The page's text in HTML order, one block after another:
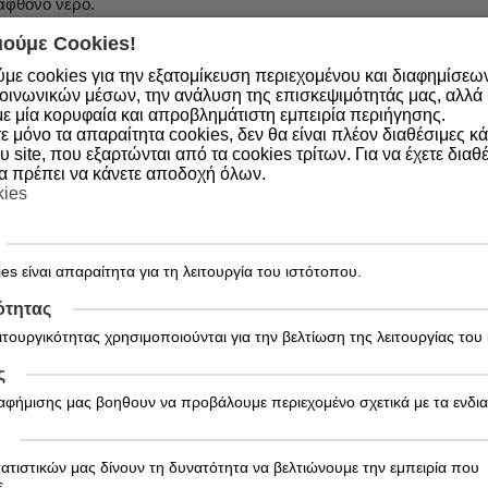
νερό.
ηλιακό φως.
κι αν χρησιμοποιείτε αντηλιακό επειδή δεν προσφέρει 100%
την προστασία, ειδικά μετά το κολύμπι, την εφίδρωση ή το
και γυαλιά ηλίου.
της επιδερμίδας σας.
την αντηλιακή προστασία.
ηλιακό φως.
Cookies!
cookies για την εξατομίκευση περιεχομένου και
μέσων, την ανάλυση της επισκεψιμότητάς μας, αλλά
μία κορυφαία και απροβλημάτιστη εμπειρία περιήγησης.
μόνο τα απαραίτητα cookies, δεν θα είναι πλέον διαθέσιμες
site, που εξαρτώνται από τα cookies τρίτων. Για να έχετε
πρέπει να κάνετε αποδοχή όλων.
είναι απαραίτητα για τη λειτουργία του ιστότοπου.
χρησιμοποιούνται για την βελτίωση της λειτουργίας του
μας βοηθουν να προβάλουμε περιεχομένο σχετικά με τα
μας δίνουν τη δυνατότητα να βελτιώνουμε την εμπειρία που